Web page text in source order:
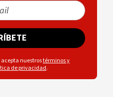
nuestrostérminos y
de privacidad.